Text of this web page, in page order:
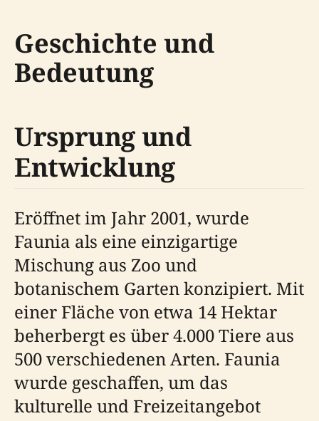
Geschichte und
Bedeutung
Ursprung und
Entwicklung
Eröffnet im Jahr 2001, wurde
Faunia als eine einzigartige
Mischung aus Zoo und
botanischem Garten konzipiert. Mit
einer Fläche von etwa 14 Hektar
beherbergt es über 4.000 Tiere aus
500 verschiedenen Arten. Faunia
wurde geschaffen, um das
kulturelle und Freizeitangebot